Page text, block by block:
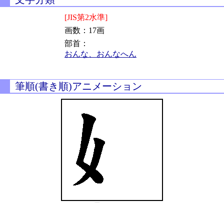
[JIS第2水準]
画数：17画
部首：
おんな、おんなへん
筆順(書き順)アニメーション